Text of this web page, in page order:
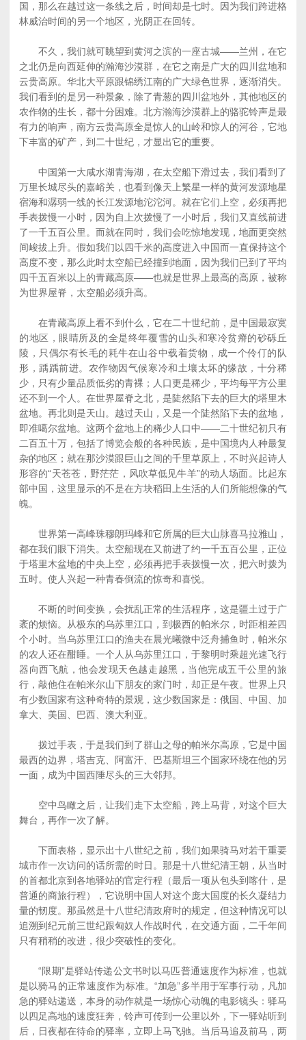
国，那么在越过这一条线之后，时间却是七时。因为我们跨进格
林威治时间的另一个地区，光阴正在回转。
不久，我们就可眺望到黄河之滨的一座古城——兰州，在它
之北仍是向西延伸的瀚海沙漠群，在它之南是广大的四川盆地和
云贵高原。华北大平原跟锦绣江南的广大绿色世界，逐渐消失。
我们看到的是另一种景象，除了青葱的四川盆地外，其他地区的
农作物的生长，都十分困难。北方瀚海沙漠群上的骆驼铃声是最
有力的响声，南方云贵高原全是惊人的山岭和惊人的河谷，它地
下丰富的矿产，到二十世纪，才显出它的重要。
中国第一大咸水湖青海湖，在太空船下滑过去，我们看到了
万里长城尽头的嘉峪关，也看到像天上繁星一样的黄河发源地星
宿海和潺弱一线的长江发源地沱沱河。就在它们上空，必须再把
手表拨慢一小时，因为自上次拨慢了一小时后，我们又直线前进
了一千五百公里。而就在同时，我们会吃惊地发现，地面更突然
间峻拔上升。假如我们以四千米的高度进入中国而一直保持这个
高度不变，那么此时太空船已经撞到地面，因为我们已到了平均
四千五百米以上的青藏高原——也就是世界上最高的高原，被称
为世界屋脊，太空船必须升高。
在青藏高原上看不到什么，它在二十世纪前，是中国最寂寞
的地区，眼睛所及的全是终年覆雪的山头和寒冷贫瘠的砂砾丘
陵，只偶尔有长毛的耗牛在山谷中载着货物，成一个伶仃的队
形，踽踽前进。农作物因气候寒冷和土壤太坏的缘故，十分稀
少，只有少量品质低劣的青裸；人口更是稀少，平均每平方公里
还不到一个人。在世界屋脊之北，是陡然陷下去的巨大的塔里木
盆地。再北则是天山。越过天山，又是一个陡然陷下去的盆地，
即准噶尔盆地。这两个盆地上的稀少人口中——二十世纪初只有
二百五十万，包括了博览会般的各种民族，是中国境内人种最复
杂的地区；就在那沙漠跟巨山之间的千里草原上，不时兴起诗人
形容的“天苍苍，野茫茫，风吹草低见牛羊”的动人场面。比起东
部中国，这里显示的不是在方块稻田上生活的人们所能想像的气
魄。
世界第一高峰珠穆朗玛峰和它所属的巨大山脉喜马拉雅山，
都在我们眼下消失。太空船现在又前进了约一千五百公里，正位
于塔里木盆地的中央上空，必须再把手表拨慢一次，把六时拨为
五时。使人兴起一种青春倒流的惊奇和喜悦。
不断的时间变换，会扰乱正常的生活程序，这是疆土过于广
袤的烦恼。从极东的乌苏里江口，到极西的帕米尔，时距相差四
个小时。当乌苏里江口的渔夫在晨光曦微中泛舟捕鱼时，帕米尔
的农人还在酣睡。一个人从乌苏里江口，于黎明时乘超光速飞行
器向西飞航，他会发现天色越走越黑，当他完成五千公里的旅
行，敲他住在帕米尔山下朋友的家门时，却正是午夜。世界上只
有少数国家有这种奇特的景观，这少数国家是：俄国、中国、加
拿大、美国、巴西、澳大利亚。
拨过手表，于是我们到了群山之母的帕米尔高原，它是中国
最西的边界，塔吉克、阿富汗、巴基斯坦三个国家环绕在他的另
一面，成为中国西陲尽头的三大邻邦。
空中鸟瞰之后，让我们走下太空船，跨上马背，对这个巨大
舞台，再作一次了解。
下面表格，显示出十八世纪之前，我们如果骑马对若干重要
城市作一次访问的话所需的时日。那是十八世纪清王朝，从当时
的首都北京到各地驿站的官定行程（最后一项从包头到喀什，是
普通的商旅行程），它说明中国人对这个庞大国度的长久凝结力
量的韧度。那虽然是十八世纪清政府时的规定，但这种情况可以
追溯到纪元前三世纪跟匈奴人作战时代，在交通方面，二千年间
只有稍稍的改进，很少突破性的变化。
“限期”是驿站传递公文书时以马匹普通速度作为标准，也就
是以骑马的正常速度作为标准。“加急”多半用于军事行动，凡加
急的驿站递送，本身的动作就是一场惊心动魄的电影镜头：驿马
以四足高地的速度狂奔，铃声可传到一公里以外，下一驿站听到
后，日夜都在待命的驿率，立即上马飞驰。当后马追及前马，两